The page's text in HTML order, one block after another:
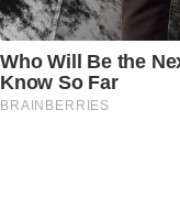
Who Will Be the
Know So Far
BRAINBERRIES